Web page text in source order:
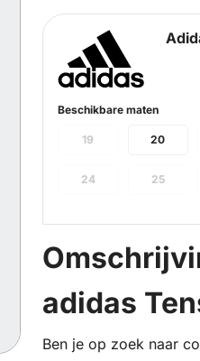
Beschikbare maten
20
19
24 25
adidas
Ben je op zoek naar